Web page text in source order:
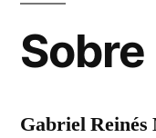
Sobre
Gabriel